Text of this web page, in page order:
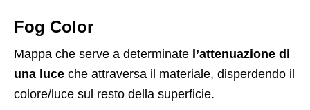
Fog Color
Mappa che serve a determinate l’attenuazione di
una luce che attraversa il materiale, disperdendo il
colore/luce sul resto della superficie.